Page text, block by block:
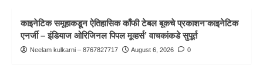
काइनेटिक समूहाकडून ऐतिहासिक काँफी टेबल बूकचे प्रकाशन‘काइनेटिक
एनर्जी – इंडियाज ओरिजिनल पिपल मूव्हर्स’ वाचकांकडे सुपूर्त
Neelam kulkarni – 8767827717 August 6, 2026 0